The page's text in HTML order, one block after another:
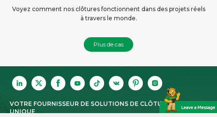
Voyez comment nos clôtures fonctionnent dans des projets réels
à travers le monde.
Plus de cas
VOTRE FOURNISSEUR DE SOLUTIONS DE CLÔTURE À GUICHET
UNIQUE